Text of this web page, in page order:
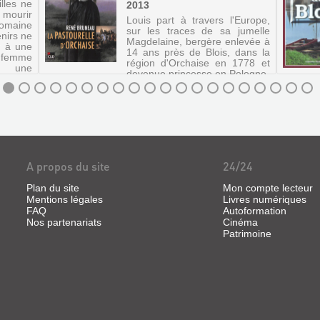
2013
Louis part à travers l'Europe,
sur les traces de sa jumelle
Magdelaine, bergère enlevée à
14 ans près de Blois, dans la
région d'Orchaise en 1778 et
devenue princesse en Pologne.
ne
ne
à une
une
A propos du site
Plan du site
Mentions légales
FAQ
Nos partenariats
24/24
Mon compte lecteur
Livres numériques
Autoformation
Cinéma
Patrimoine